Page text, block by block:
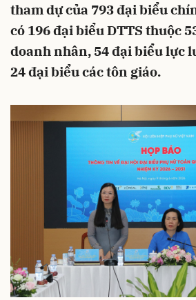
tham dự của 793 đại biểu
có 196 đại biểu DTTS thuộc
doanh nhân, 54 đại biểu lực
24 đại biểu các tôn giáo.